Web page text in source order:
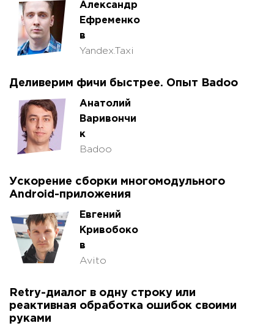
Александр
Ефременко
в
Yandex.Taxi
Деливерим фичи быстрее. Опыт Badoo
Анатолий
Варивончи
к
Badoo
Ускорение сборки многомодульного
Android-приложения
Евгений
Кривобоко
в
Avito
Retry-диалог в одну строку или
реактивная обработка ошибок своими
руками